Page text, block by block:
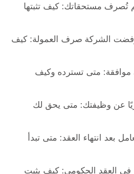
تُصرف مستحقاتك: كيف تثبتها
الشركة صرف العمولة: كيف
متى تسترده وكيف
عن وظيفتك: متى يحق لك
بعد انتهاء العقد: متى تبدأ
في العقد الحكومي: كيف يثبت